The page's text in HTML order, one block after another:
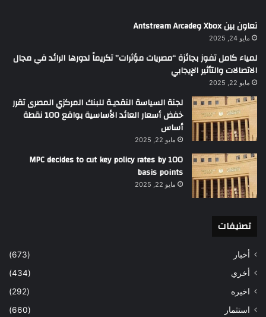
تعاون بين Xbox وAntstream Arcade
مايو 24, 2025
لمياء كامل تفوز بجائزة “مصريات مؤثرات” تكريماً لدورها الرائد في مجال
الاتصالات والتأثير الإيجابي
مايو 22, 2025
لجنة السياسة النقديـة للبنك المركزي المصرى تقرر
خفض أسعار العائد الأساسية بواقع 100 نقطة
أساس
مايو 22, 2025
MPC decides to cut key policy rates by 100
basis points
مايو 22, 2025
تصنيفات
أخبار
(673)
أخري
(434)
اخيره
(292)
استثمار
(660)